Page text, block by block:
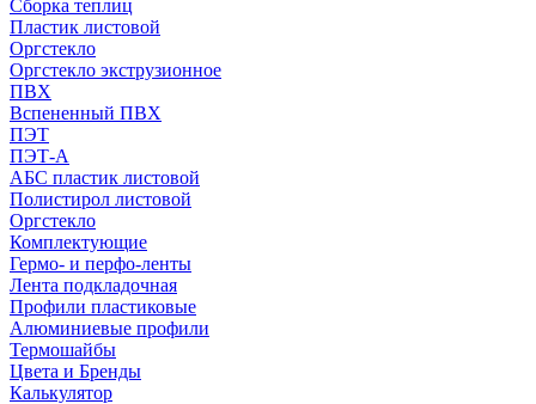
Сборка теплиц
Пластик листовой
Оргстекло
Оргстекло экструзионное
ПВХ
Вспененный ПВХ
ПЭТ
ПЭТ-А
АБС пластик листовой
Полистирол листовой
Оргстекло
Комплектующие
Гермо- и перфо-ленты
Лента подкладочная
Профили пластиковые
Алюминиевые профили
Термошайбы
Цвета и Бренды
Калькулятор